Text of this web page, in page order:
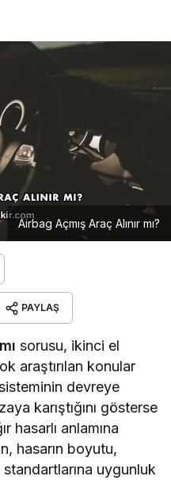
Airbag Açmış Araç Alınır mı?
PAYLAŞ
sorusu, ikinci el
araştırılan konular
devreye
karıştığını gösterse
hasarlı anlamına
hasarın boyutu,
uygunluk